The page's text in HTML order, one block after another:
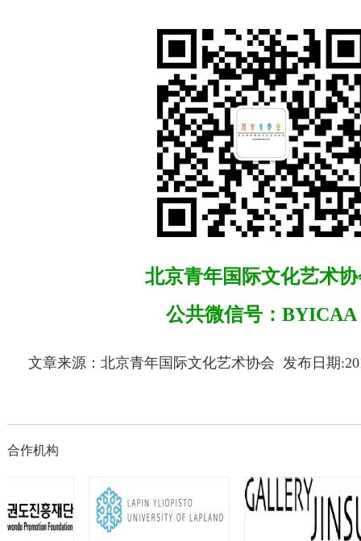
北京青年国际文化艺术
公共微信号：BYICAA
文章来源：北京青年国际文化艺术协会 发布日期
合作机构